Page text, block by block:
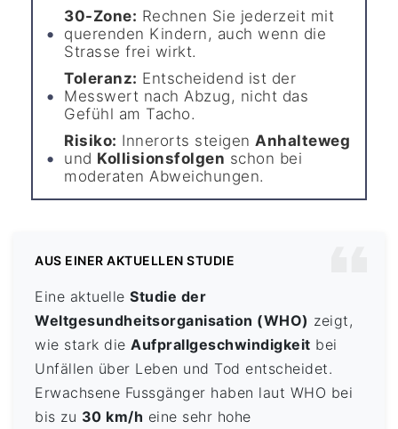
30-Zone: Rechnen Sie jederzeit mit
querenden Kindern, auch wenn die
Strasse frei wirkt.
Toleranz: Entscheidend ist der
Messwert nach Abzug, nicht das
Gefühl am Tacho.
Risiko: Innerorts steigenAnhalteweg
und Kollisionsfolgen schon bei
moderaten Abweichungen.
AUS EINER AKTUELLEN STUDIE
Eine aktuelleStudie der
Weltgesundheitsorganisation (WHO) zeigt,
wie stark dieAufprallgeschwindigkeit bei
Unfällen über Leben und Tod entscheidet.
Erwachsene Fussgänger haben laut WHO bei
bis zu 30 km/h eine sehr hohe